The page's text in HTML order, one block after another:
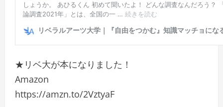
★リベ大が本になりました！
Amazon
https://amzn.to/2VztyaF